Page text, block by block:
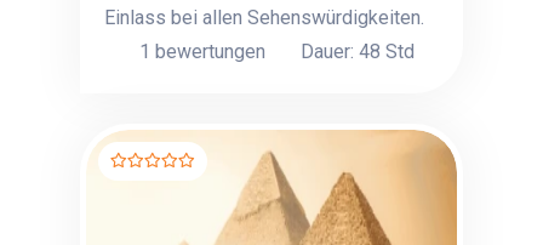
Einlass bei allen Sehenswürdigkeiten.
1 bewertungen
Dauer: 48 Std